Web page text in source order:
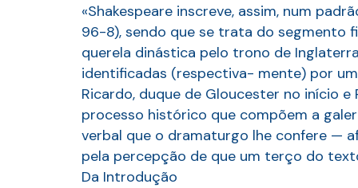
«Shakespeare inscreve, assim, num
96-8), sendo que se trata do segmento
querela dinástica pelo trono de
identificadas (respectiva- mente) por
Ricardo, duque de Gloucester no início
processo histórico que compõem a
verbal que o dramaturgo lhe confere —
pela percepção de que um terço do
Da Introdução